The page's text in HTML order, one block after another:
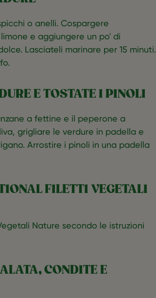
o anelli. Cospargere
e aggiungere un po' di
Lasciateli marinare per 15 minuti.
E TOSTATE I PINOLI
a fettine e il peperone a
grigliare le verdure in padella e
Arrostire i pinoli in una padella
FILETTI VEGETALI
Nature secondo le istruzioni
CONDITE E